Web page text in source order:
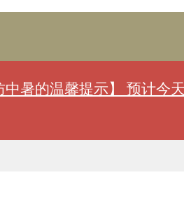
中暑的温馨提示】 预计